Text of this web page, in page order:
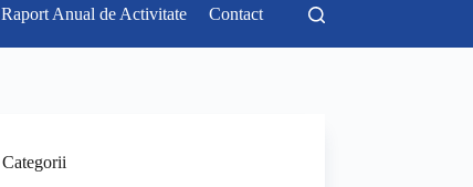
Raport Anual de Activitate Contact
Categorii